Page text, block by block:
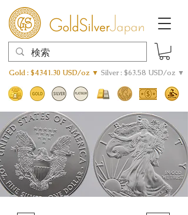
Gold : $4341.30 USD/oz ▼ Silver : $63.58 USD/oz ▼